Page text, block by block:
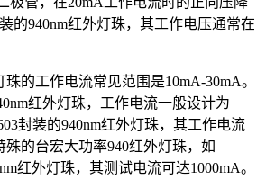
的940nm红外灯珠，其工作电压通常在
珠的工作电流常见范围是10mA-30mA。
红外灯珠，工作电流一般设计为
封装的940nm红外灯珠，其工作电流
殊的台宏大功率940红外灯珠，如
红外灯珠，其测试电流可达1000mA。